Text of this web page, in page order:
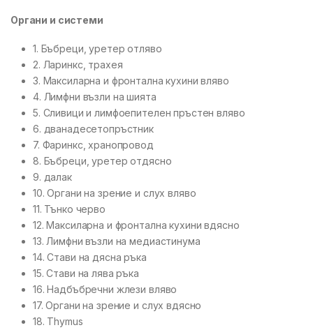
Органи и системи
1. Бъбреци, уретер отляво
2. Ларинкс, трахея
3. Максиларна и фронтална кухини вляво
4. Лимфни възли на шията
5. Сливици и лимфоепителен пръстен вляво
6. дванадесетопръстник
7. Фаринкс, хранопровод
8. Бъбреци, уретер отдясно
9. далак
10. Органи на зрение и слух вляво
11. Тънко черво
12. Максиларна и фронтална кухини вдясно
13. Лимфни възли на медиастинума
14. Стави на дясна ръка
15. Стави на лява ръка
16. Надбъбречни жлези вляво
17. Органи на зрение и слух вдясно
18. Thymus